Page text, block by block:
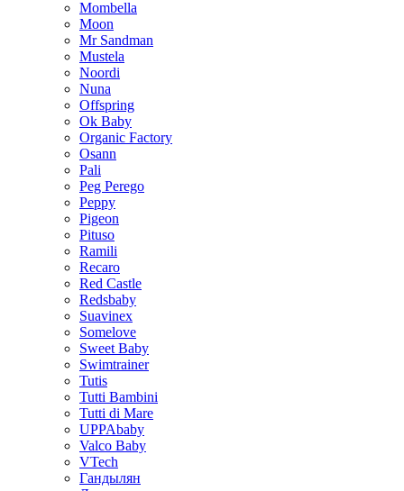
Mombella
Moon
Mr Sandman
Mustela
Noordi
Nuna
Offspring
Ok Baby
Organic Factory
Osann
Pali
Peg Perego
Peppy
Pigeon
Pituso
Ramili
Recaro
Red Castle
Redsbaby
Suavinex
Somelove
Sweet Baby
Swimtrainer
Tutis
Tutti Bambini
Tutti di Mare
UPPAbaby
Valco Baby
VTech
Гандылян